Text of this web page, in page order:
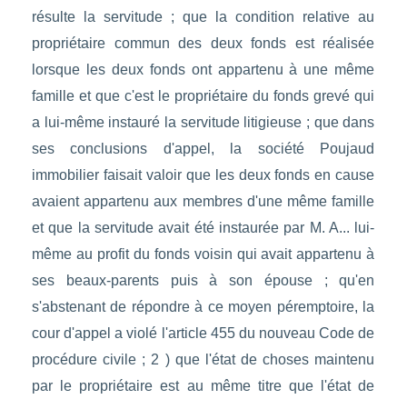
résulte la servitude ; que la condition relative au
propriétaire commun des deux fonds est réalisée
lorsque les deux fonds ont appartenu à une même
famille et que c'est le propriétaire du fonds grevé qui
a lui-même instauré la servitude litigieuse ; que dans
ses conclusions d'appel, la société Poujaud
immobilier faisait valoir que les deux fonds en cause
avaient appartenu aux membres d'une même famille
et que la servitude avait été instaurée par M. A... lui-
même au profit du fonds voisin qui avait appartenu à
ses beaux-parents puis à son épouse ; qu'en
s'abstenant de répondre à ce moyen péremptoire, la
cour d'appel a violé l'article 455 du nouveau Code de
procédure civile ; 2 ) que l'état de choses maintenu
par le propriétaire est au même titre que l'état de